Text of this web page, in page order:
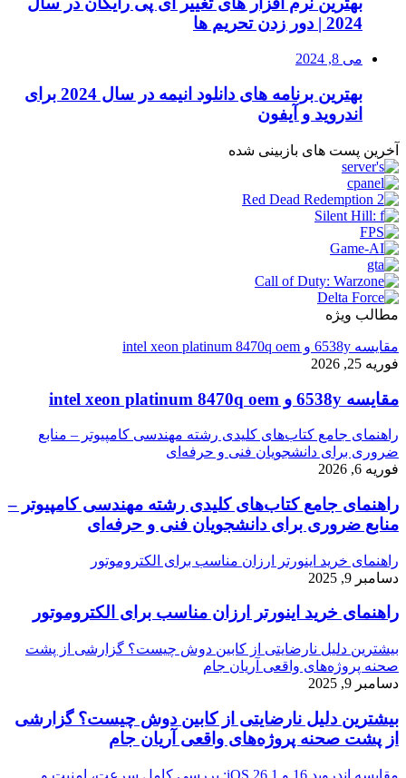
2024 | دور زدن تحریم ها
می 8, 2024
بهترین برنامه های دانلود انیمه در سال 2024 برای
اندروید و آیفون
آخرین پست های بازبینی شده
مطالب ویژه
مقایسه 6538y و intel xeon platinum 8470q oem
فوریه 25, 2026
مقایسه 6538y و intel xeon platinum 8470q oem
راهنمای جامع کتاب‌های کلیدی رشته مهندسی کامپیوتر – منابع
ضروری برای دانشجویان فنی و حرفه‌ای
فوریه 6, 2026
راهنمای جامع کتاب‌های کلیدی رشته مهندسی کامپیوتر –
منابع ضروری برای دانشجویان فنی و حرفه‌ای
راهنمای خرید اینورتر ارزان مناسب برای الکتروموتور
دسامبر 9, 2025
راهنمای خرید اینورتر ارزان مناسب برای الکتروموتور
بیشترین دلیل نارضایتی از کابین دوش چیست؟ گزارشی از پشت
صحنه پروژه‌های واقعی آریان جام
دسامبر 9, 2025
بیشترین دلیل نارضایتی از کابین دوش چیست؟ گزارشی
از پشت صحنه پروژه‌های واقعی آریان جام
مقایسه اندروید 16 و iOS 26.1: بررسی کامل سرعت، امنیت و